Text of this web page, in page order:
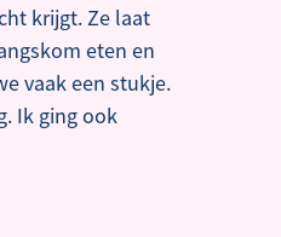
krijgt. Ze laat
eten en
vaak een stukje.
Ik ging ook